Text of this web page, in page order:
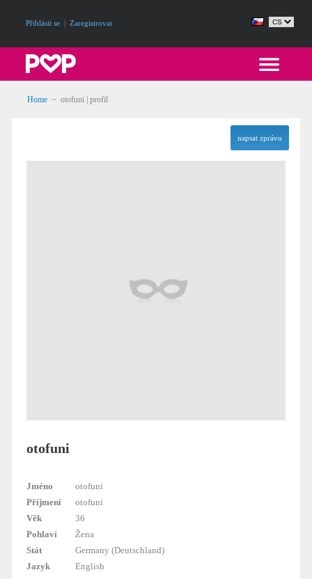
Přihlásit se Zaregistrovat
Home ~ otofuni | profil
napsat zprávu
otofuni
Jméno
otofuni
Příjmení
otofuni
Věk
36
Pohlaví
Žena
Stát
Germany (Deutschland)
Jazyk
English